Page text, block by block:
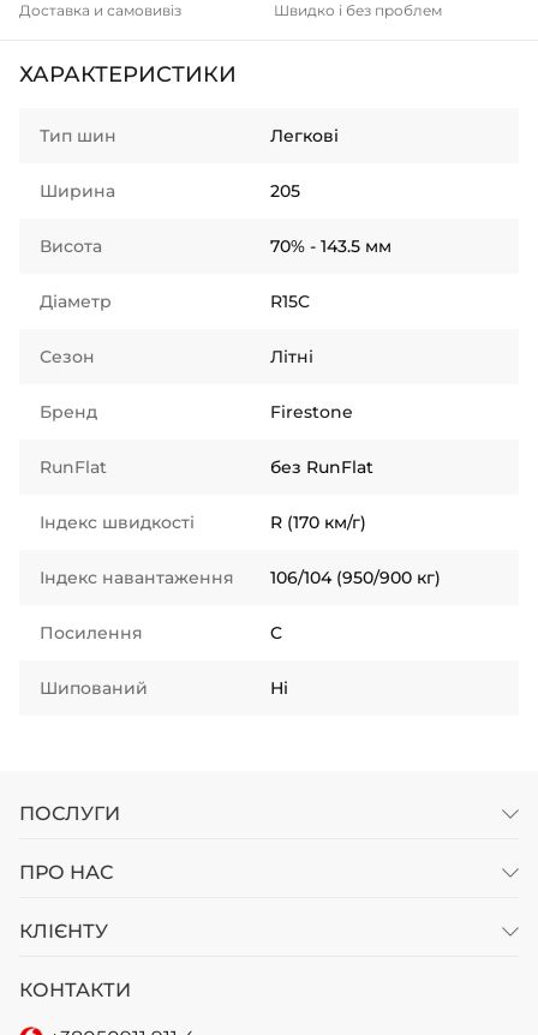
Доставка и самовивіз Швидко і без проблем
ХАРАКТЕРИСТИКИ
Тип шин Легкові
Ширина 205
Висота 70% - 143.5 мм
Діаметр R15C
Сезон Літні
Бренд Firestone
RunFlat без RunFlat
Індекс швидкості R (170 км/г)
Індекс навантаження 106/104 (950/900 кг)
Посилення C
Шипований Ні
ПОСЛУГИ
ПРО НАС
КЛІЄНТУ
КОНТАКТИ